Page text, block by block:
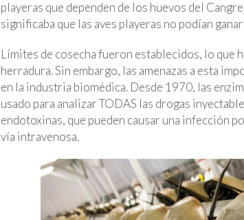
playeras que dependen de los huevos del
significaba que las aves playeras no podían
Límites de cosecha fueron establecidos, lo que
herradura. Sin embargo, las amenazas a esta
en la industria biomédica. Desde 1970, las
usado para analizar TODAS las drogas
endotoxinas, que pueden causar una infección
vía intravenosa.